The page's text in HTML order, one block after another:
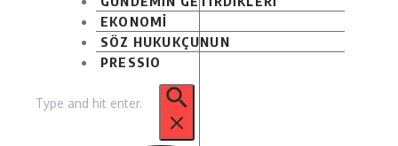
EKONOMİ
SÖZ HUKUKÇUNUN
PRESSIO